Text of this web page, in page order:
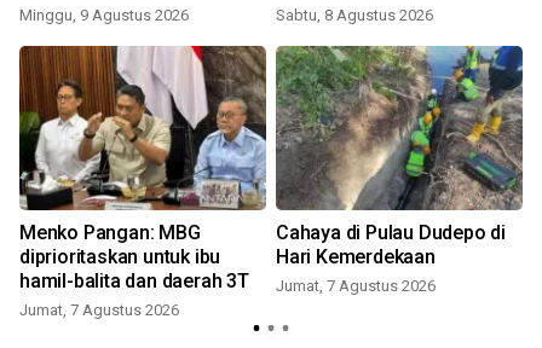
Minggu, 9 Agustus 2026 Sabtu, 8 Agustus 2026
Menko Pangan: MBG
diprioritaskan untuk ibu
hamil-balita dan daerah 3T
Jumat, 7 Agustus 2026
Cahaya di Pulau Dudepo di
Hari Kemerdekaan
Jumat, 7 Agustus 2026